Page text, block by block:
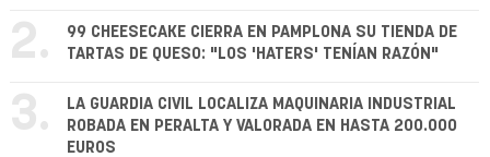
2.
99 CHEESECAKE CIERRA EN PAMPLONA SU TIENDA DE
TARTAS DE QUESO: "LOS 'HATERS' TENÍAN RAZÓN"
3.
LA GUARDIA CIVIL LOCALIZA MAQUINARIA INDUSTRIAL
ROBADA EN PERALTA Y VALORADA EN HASTA 200.000
EUROS